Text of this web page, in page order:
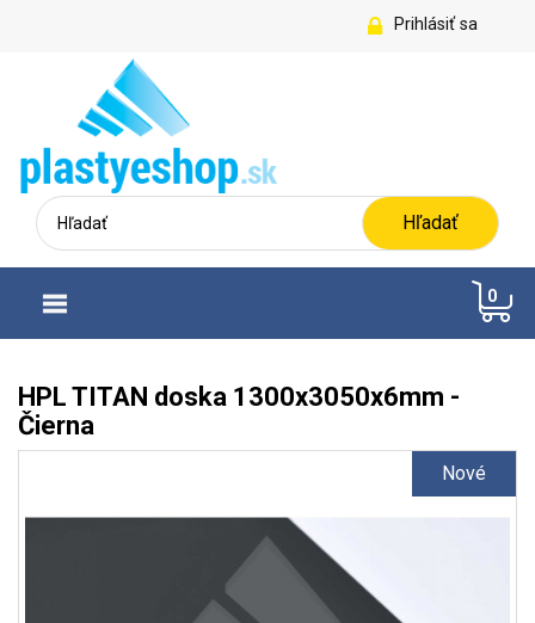
Prihlásiť sa
0
Hľadať
HPL TITAN doska 1300x3050x6mm -
Čierna
Nové